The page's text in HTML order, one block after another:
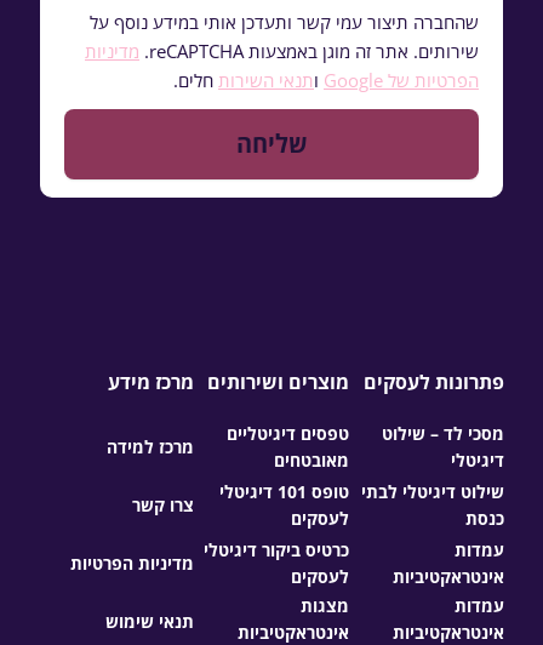
שהחברה תיצור עמי קשר ותעדכן אותי במידע נוסף על
שירותים. אתר זה מוגן באמצעות reCAPTCHA.
מדיניות
הפרטיות של Google
ותנאי השירות חלים.
פתרונות לעסקים
מסכי לד – שילוט
דיגיטלי
שילוט דיגיטלי לבתי
כנסת
עמדות
אינטראקטיביות
עמדות
אינטראקטיביות
מוצרים ושירותים
טפסים דיגיטליים
מאובטחים
טופס 101 דיגיטלי
לעסקים
כרטיס ביקור דיגיטלי
לעסקים
מצגות
אינטראקטיביות
מרכז מידע
מרכז למידה
צרו קשר
מדיניות הפרטיות
תנאי שימוש